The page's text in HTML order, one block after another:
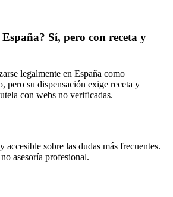
Sí, pero con receta y
legalmente en España como
pero su dispensación exige receta y
con webs no verificadas.
sobre las dudas más frecuentes.
asesoría profesional.